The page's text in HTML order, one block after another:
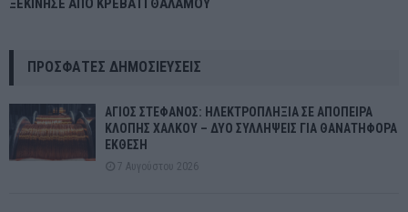
ΞΕΚΙΝΗΣΕ ΑΠΟ ΚΡΕΒΑΤΙ ΘΑΛΑΜΟΥ
ΠΡΌΣΦΑΤΕΣ ΔΗΜΟΣΙΕΎΣΕΙΣ
ΑΓΙΟΣ ΣΤΕΦΑΝΟΣ: ΗΛΕΚΤΡΟΠΛΗΞΙΑ ΣΕ ΑΠΟΠΕΙΡΑ
ΚΛΟΠΗΣ ΧΑΛΚΟΥ – ΔΥΟ ΣΥΛΛΗΨΕΙΣ ΓΙΑ ΘΑΝΑΤΗΦΟΡΑ
ΕΚΘΕΣΗ
7 Αυγούστου 2026